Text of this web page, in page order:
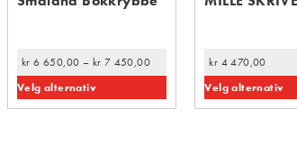
kr 6 650,00 – kr 7 450,00
Velg alternativ
kr 4 470,00
Velg alternativ